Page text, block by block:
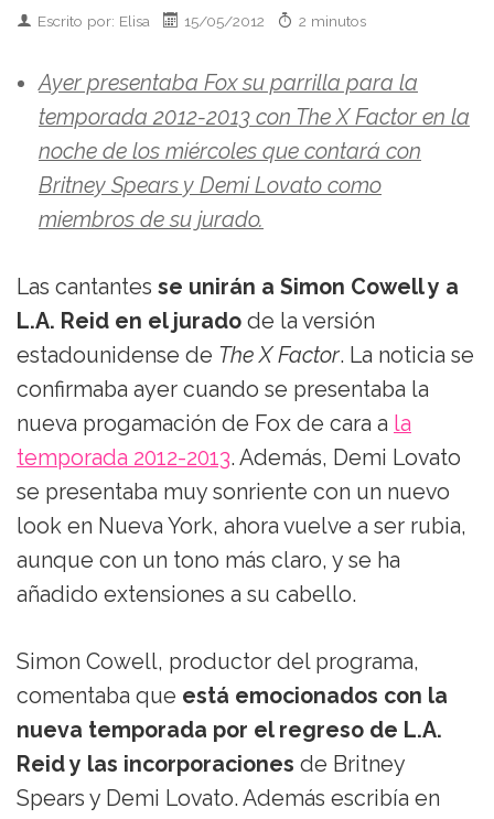
Escrito por: Elisa 15/05/2012 2 minutos
Ayer presentaba Fox su parrilla para la
temporada 2012-2013 con The X Factor en la
noche de los miércoles que contará con
Britney Spears y Demi Lovato como
miembros de su jurado.
Las cantantes se unirán a Simon Cowell y a
L.A. Reid en el jurado de la versión
estadounidense de The X Factor. La noticia se
confirmaba ayer cuando se presentaba la
nueva progamación de Fox de cara a la
temporada 2012-2013. Además, Demi Lovato
se presentaba muy sonriente con un nuevo
look en Nueva York, ahora vuelve a ser rubia,
aunque con un tono más claro, y se ha
añadido extensiones a su cabello.
Simon Cowell, productor del programa,
comentaba que está emocionados con la
nueva temporada por el regreso de L.A.
Reid y las incorporaciones de Britney
Spears y Demi Lovato. Además escribía en